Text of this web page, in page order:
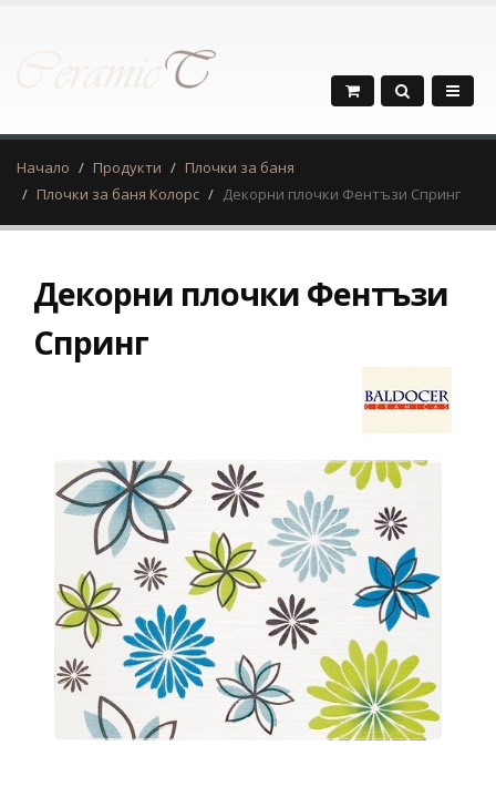
Начало Продукти
Плочки за баня
Плочки за баня Колорс
Декорни плочки Фентъзи Спринг
Декорни плочки Фентъзи
Спринг